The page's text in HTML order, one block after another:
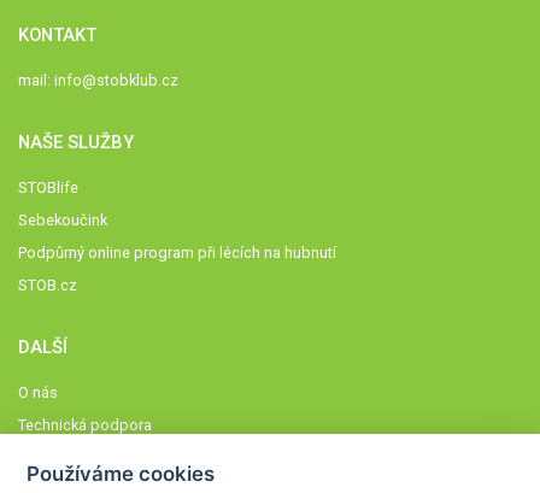
KONTAKT
mail: info@stobklub.cz
NAŠE SLUŽBY
STOBlife
Sebekoučink
Podpůrný online program při lécích na hubnutí
STOB.cz
DALŠÍ
O nás
Technická podpora
Používáme cookies